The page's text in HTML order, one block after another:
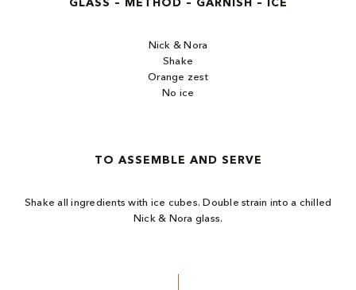
Nick & Nora
Shake
Orange zest
No ice
TO ASSEMBLE AND SERVE
Shake all ingredients with ice cubes. Double strain into a chilled
Nick & Nora glass.